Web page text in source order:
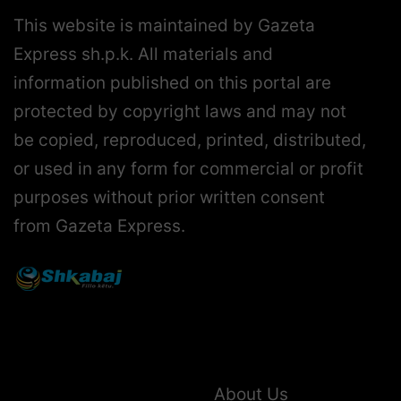
This website is maintained by Gazeta
Express sh.p.k. All materials and
information published on this portal are
protected by copyright laws and may not
be copied, reproduced, printed, distributed,
or used in any form for commercial or profit
purposes without prior written consent
from Gazeta Express.
About Us